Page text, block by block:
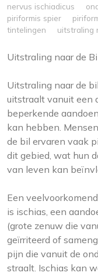
nervus ischiadicus
piriformis spier
tintelingen
uitstraling
Uitstraling naar de
Uitstraling naar de
uitstraalt vanuit een
beperkende
kan hebben.
de bil ervaren vaak
dit gebied, wat hun
van leven kan
Een
is ischias, een
(grote zenuw die
geïrriteerd of
pijn die vanuit de
straalt. Ischias kan